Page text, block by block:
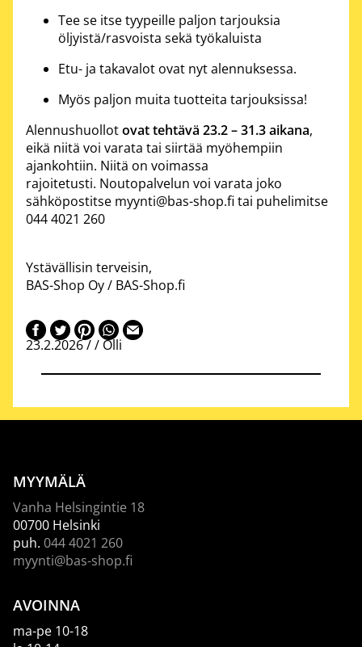
Tee se itse tyypeille paljon tarjouksia
öljyistä/rasvoista sekä työkaluista
Etu- ja takavalot ovat nyt alennuksessa.
Myös paljon muita tuotteita tarjouksissa!
Alennushuollotovat tehtävä 23.2 – 31.3aikana,
eikä niitä voi varata tai siirtää myöhempiin
ajankohtiin. Niitä on voimassa
rajoitetusti. Noutopalvelun voi varata joko
sähköpostitse myynti@bas-shop.fi tai puhelimitse
044 4021 260
Ystävällisin terveisin,
BAS-Shop Oy / BAS-Shop.fi
23.2.2026 / / Olli
MYYMÄLÄ
Vanha Helsingintie 18
00700 Helsinki
puh. 044 4021 260
myynti@bas-shop.fi
AVOINNA
ma-pe 10-18